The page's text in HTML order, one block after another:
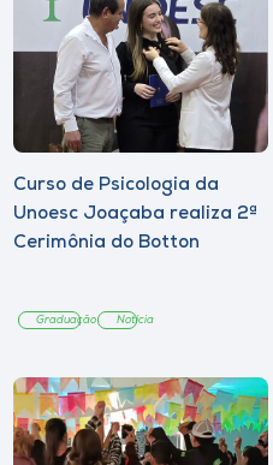
Curso de Psicologia da
Unoesc Joaçaba realiza 2ª
Cerimônia do Botton
Graduação Notícia